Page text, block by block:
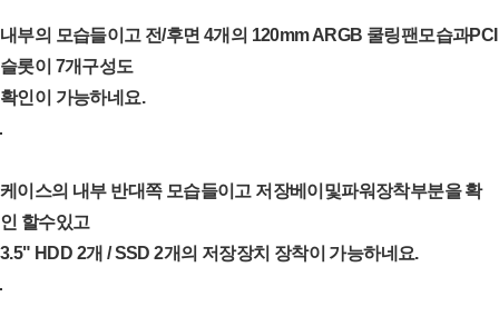
내부의 모습들이고 전/후면 4개의 120mm ARGB 쿨링팬모습과PCI
슬롯이 7개구성도
확인이 가능하네요.
케이스의 내부 반대쪽 모습들이고 저장베이및파워장착부분을 확
인 할수있고
3.5" HDD 2개 / SSD 2개의 저장장치 장착이 가능하네요.